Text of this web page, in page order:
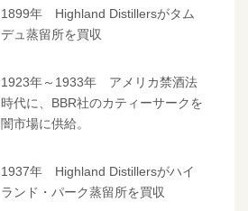
1899年 Highland Distillersがタム
デュ蒸留所を買収
1923年～1933年 アメリカ禁酒法
時代に、BBR社のカティーサークを
闇市場に供給。
1937年 Highland Distillersがハイ
ランド・パーク蒸留所を買収